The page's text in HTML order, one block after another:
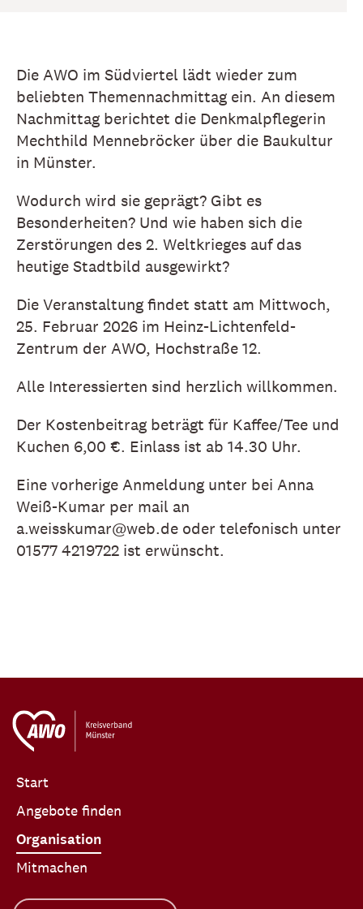
Die AWO im Südviertel lädt wieder zum
beliebten Themennachmittag ein. An diesem
Nachmittag berichtet die Denkmalpflegerin
Mechthild Mennebröcker über die Baukultur
in Münster.
Wodurch wird sie geprägt? Gibt es
Besonderheiten? Und wie haben sich die
Zerstörungen des 2. Weltkrieges auf das
heutige Stadtbild ausgewirkt?
Die Veranstaltung findet statt am Mittwoch,
25. Februar 2026 im Heinz-Lichtenfeld-
Zentrum der AWO, Hochstraße 12.
Alle Interessierten sind herzlich willkommen.
Der Kostenbeitrag beträgt für Kaffee/Tee und
Kuchen 6,00 €. Einlass ist ab 14.30 Uhr.
Eine vorherige Anmeldung unter bei Anna
Weiß-Kumar per mail an
a.weisskumar@web.de oder telefonisch unter
01577 4219722 ist erwünscht.
Start
Angebote finden
Organisation
Mitmachen